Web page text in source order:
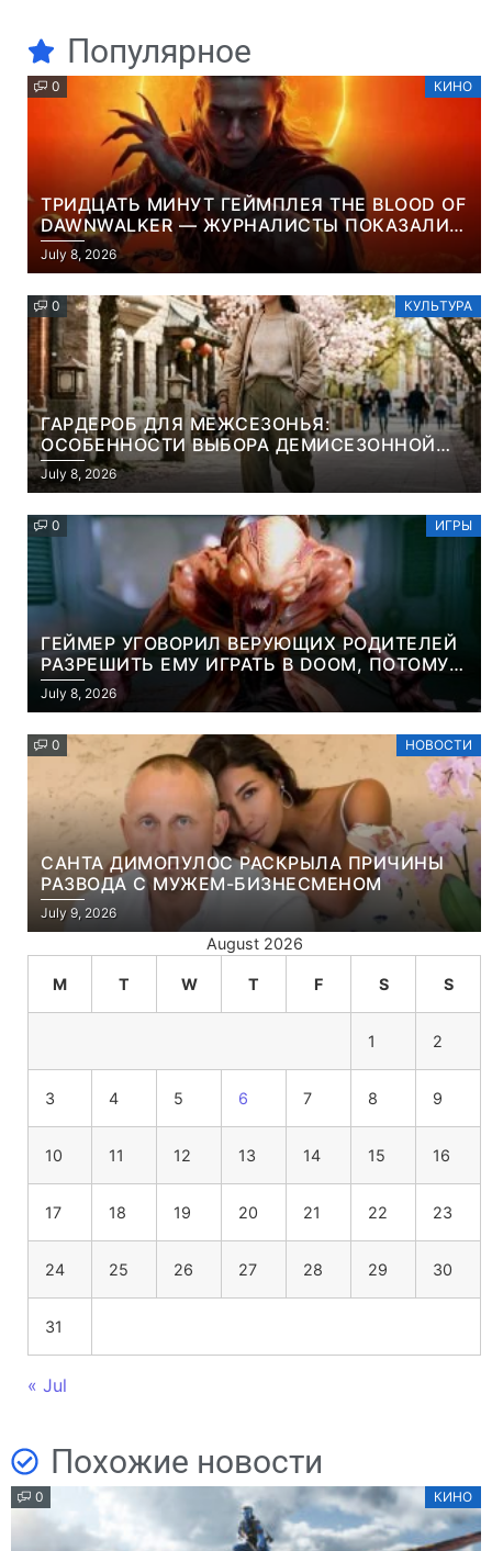
Популярное
0 КИНО
ТРИДЦАТЬ МИНУТ ГЕЙМПЛЕЯ THE BLOOD OF
DAWNWALKER — ЖУРНАЛИСТЫ ПОКАЗАЛИ
НАЧАЛО НОВОЙ ИГРЫ ОТ ВЕТЕРАНОВ CD
PROJEKT RED
July 8, 2026
0 КУЛЬТУРА
ГАРДЕРОБ ДЛЯ МЕЖСЕЗОНЬЯ:
ОСОБЕННОСТИ ВЫБОРА ДЕМИСЕЗОННОЙ
ПАРКИ И ЭЛЕГАНТНОГО ЖЕНСКОГО ПЛАЩА
July 8, 2026
0 ИГРЫ
ГЕЙМЕР УГОВОРИЛ ВЕРУЮЩИХ РОДИТЕЛЕЙ
РАЗРЕШИТЬ ЕМУ ИГРАТЬ В DOOM, ПОТОМУ
ЧТО ЭТО ХРИСТИАНСКАЯ ИГРА ПРО
УБИЙСТВО ДЕМОНОВ
July 8, 2026
0 НОВОСТИ
САНТА ДИМОПУЛОС РАСКРЫЛА ПРИЧИНЫ
РАЗВОДА С МУЖЕМ-БИЗНЕСМЕНОМ
July 9, 2026
August 2026
M T W T F S S
1 2
3 4 5 6 7 8 9
10 11 12 13 14 15 16
17 18 19 20 21 22 23
24 25 26 27 28 29 30
31
« Jul
Похожие новости
0 КИНО